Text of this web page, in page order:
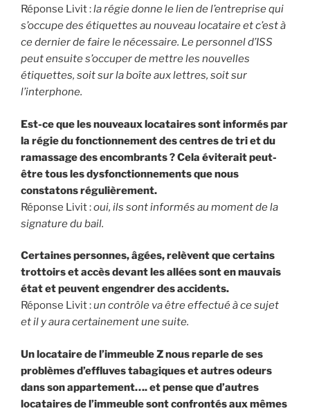
Réponse Livit :la régie donne le lien de l’entreprise qui
s’occupe des étiquettes au nouveau locataire et c’est à
ce dernier de faire le nécessaire. Le personnel d’ISS
peut ensuite s’occuper de mettre les nouvelles
étiquettes, soit sur la boîte aux lettres, soit sur
l’interphone.
Est-ce que les nouveaux locataires sont informés par
la régie du fonctionnement des centres de tri et du
ramassage des encombrants ? Cela éviterait peut-
être tous les dysfonctionnements que nous
constatons régulièrement.
Réponse Livit :oui, ils sont informés au moment de la
signature du bail.
Certaines personnes, âgées, relèvent que certains
trottoirs et accès devant les allées sont en mauvais
état et peuvent engendrer des accidents.
Réponse Livit :un contrôle va être effectué à ce sujet
et il y aura certainement une suite.
Un locataire de l’immeuble Z nous reparle de ses
problèmes d’effluves tabagiques et autres odeurs
dans son appartement…. et pense que d’autres
locataires de l’immeuble sont confrontés aux mêmes